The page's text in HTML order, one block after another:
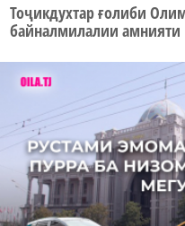
Тоҷикдухтар ғолиби
байналмилалии